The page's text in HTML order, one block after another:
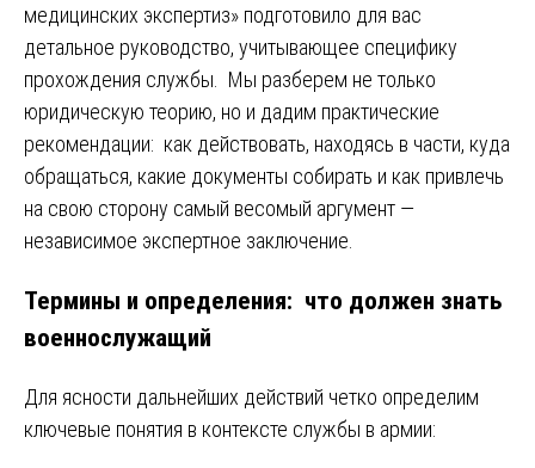
медицинских экспертиз» подготовило для вас
детальное руководство, учитывающее специфику
прохождения службы. Мы разберем не только
юридическую теорию, но и дадим практические
рекомендации: как действовать, находясь в части, куда
обращаться, какие документы собирать и как привлечь
на свою сторону самый весомый аргумент —
независимое экспертное заключение.
Термины и определения: что должен знать
военнослужащий
Для ясности дальнейших действий четко определим
ключевые понятия в контексте службы в армии: